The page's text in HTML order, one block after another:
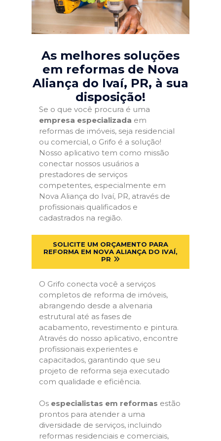
As melhores soluções
em reformas de Nova
Aliança do Ivaí, PR, à sua
disposição!
Se o que você procura é uma
empresa especializada em
reformas de imóveis, seja residencial
ou comercial, o Grifo é a solução!
Nosso aplicativo tem como missão
conectar nossos usuários a
prestadores de serviços
competentes, especialmente em
Nova Aliança do Ivaí, PR, através de
profissionais qualificados e
cadastrados na região.
SOLICITE UM ORÇAMENTO PARA
REFORMA EM NOVA ALIANÇA DO IVAÍ,
PR
O Grifo conecta você a serviços
completos de reforma de imóveis,
abrangendo desde a alvenaria
estrutural até as fases de
acabamento, revestimento e pintura.
Através do nosso aplicativo, encontre
profissionais experientes e
capacitados, garantindo que seu
projeto de reforma seja executado
com qualidade e eficiência.
Os especialistas em reformas estão
prontos para atender a uma
diversidade de serviços, incluindo
reformas residenciais e comerciais,